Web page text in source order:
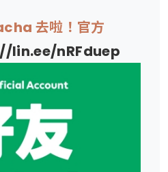
去啦！官方
lin.ee/nRFduep